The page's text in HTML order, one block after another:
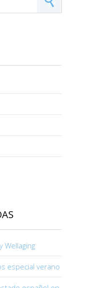
Wellaging
especial verano